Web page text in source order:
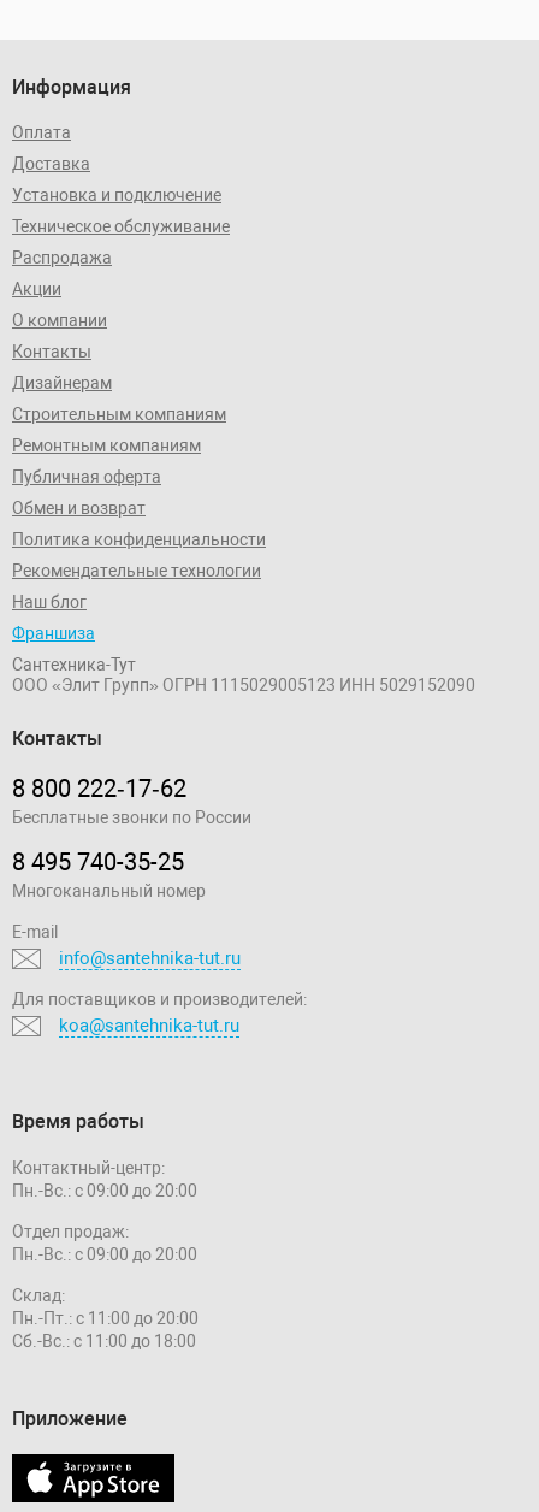
Информация
Оплата
Доставка
Установка и подключение
Техническое обслуживание
Распродажа
Акции
О компании
Контакты
Дизайнерам
Строительным компаниям
Ремонтным компаниям
Публичная оферта
Обмен и возврат
Политика конфиденциальности
Рекомендательные технологии
Наш блог
Франшиза
Сантехника-Тут
ООО «Элит Групп» ОГРН 1115029005123 ИНН 5029152090
Контакты
8 800 222‑17‑62
Бесплатные звонки по России
8 495 740-35-25
Многоканальный номер
E-mail
info@santehnika-tut.ru
Для поставщиков и производителей:
koa@santehnika-tut.ru
Время работы
Контактный-центр:
Пн.-Вс.: с 09:00 до 20:00
Отдел продаж:
Пн.-Вс.: с 09:00 до 20:00
Склад:
Пн.-Пт.: с 11:00 до 20:00
Сб.-Вс.: с 11:00 до 18:00
Приложение